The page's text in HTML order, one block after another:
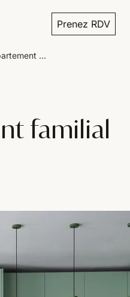
Prenez RDV
...
familial